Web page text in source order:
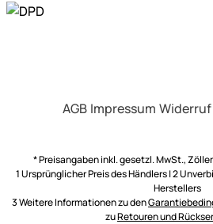
AGB Impressum Widerruf
* Preisangaben inkl. gesetzl. MwSt.,
1 Ursprünglicher Preis des Händlers | 2
Herstellers
3 Weitere Informationen zu den
zuRetouren und